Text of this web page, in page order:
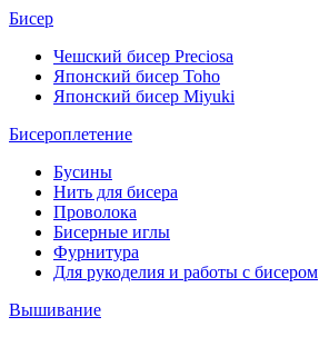
Бисер
Чешский бисер Preciosa
Японский бисер Toho
Японский бисер Miyuki
Бисероплетение
Бусины
Нить для бисера
Проволока
Бисерные иглы
Фурнитура
Для рукоделия и работы с бисером
Вышивание